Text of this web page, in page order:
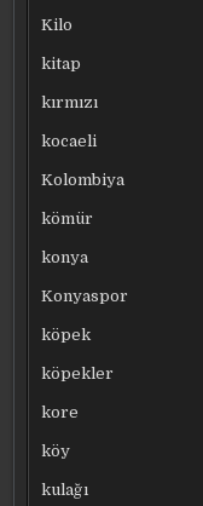
Kilo
kitap
kırmızı
kocaeli
Kolombiya
kömür
konya
Konyaspor
köpek
köpekler
kore
köy
kulağı